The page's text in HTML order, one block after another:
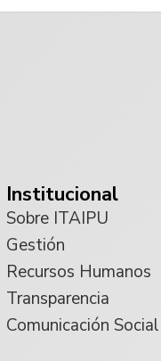
Institucional
Sobre ITAIPU
Gestión
Recursos Humanos
Transparencia
Comunicación Social